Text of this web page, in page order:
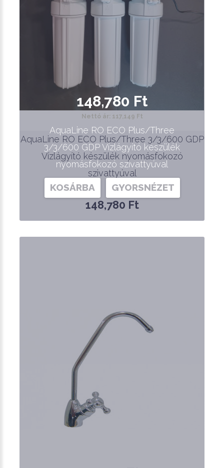
AquaLine RO ECO Plus/Three 3/3/600 GDP
Vízlágyító készülék nyomásfokozó
szivattyúval
148,780 Ft
148,780 Ft
Nettó ár: 117,149 Ft
AquaLine RO ECO Plus/Three
3/3/600 GDP Vízlágyító készülék
nyomásfokozó szivattyúval
KOSÁRBA GYORSNÉZET